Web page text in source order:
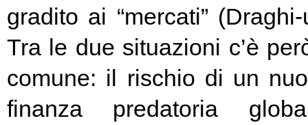
gradito ai “mercati”
Tra le due situazioni c’è
comune: il rischio di un
finanza predatoria